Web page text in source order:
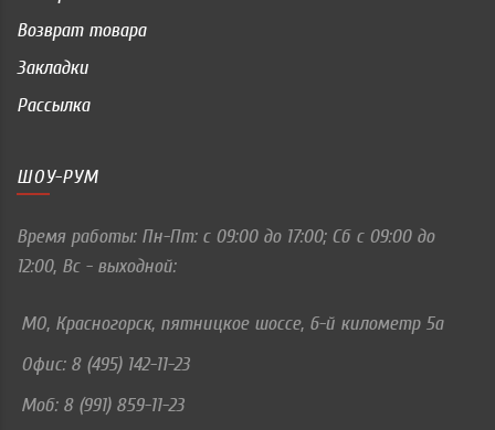
Возврат товара
Закладки
Рассылка
ШОУ-РУМ
Время работы: Пн-Пт: c 09:00 до 17:00; Сб с 09:00 до
12:00, Вс - выходной:
МО, Красногорск, пятницкое шоссе, 6-й километр 5а
Офис: 8 (495) 142-11-23
Моб: 8 (991) 859-11-23